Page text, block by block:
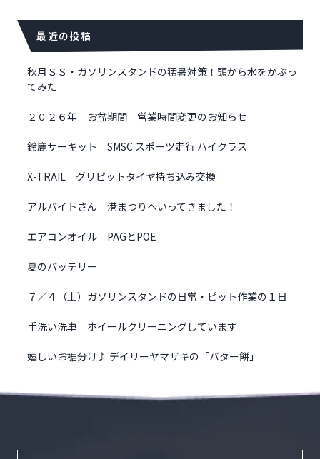
最近の投稿
秋月ＳＳ・ガソリンスタンドの猛暑対策！頭から水をかぶっ
てみた
２０２６年 お盆期間 営業時間変更のお知らせ
鈴鹿サーキット SMSC スポーツ走行 ハイクラス
X-TRAIL グリピットタイヤ持ち込み交換
アルバイトさん 港まつりへいってきました！
エアコンオイル PAGとPOE
夏のバッテリー
７／４（土）ガソリンスタンドの日常・ピット作業の１日
手洗い洗車 ホイールクリーニングしています
嬉しいお裾分け♪ デイリーヤマザキの「バター餅」